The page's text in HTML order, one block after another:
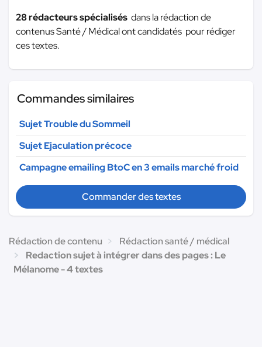
28 rédacteurs spécialisés dans la rédaction de
contenus Santé / Médical ont candidatés pour rédiger
ces textes.
Commandes similaires
Sujet Trouble du Sommeil
Sujet Ejaculation précoce
Campagne emailing BtoC en 3 emails marché froid
Commander des textes
Rédaction de contenu
Rédaction santé / médical
Redaction sujet à intégrer dans des pages : Le
Mélanome - 4 textes